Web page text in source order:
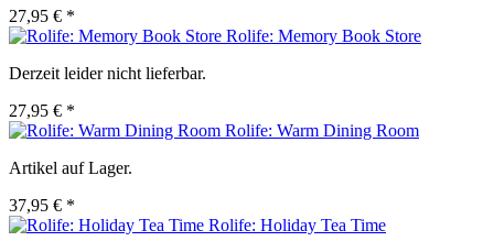
27,95 € *
Rolife: Memory Book Store
Derzeit leider nicht lieferbar.
27,95 € *
Rolife: Warm Dining Room
Artikel auf Lager.
37,95 € *
Rolife: Holiday Tea Time